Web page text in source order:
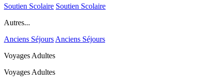
Soutien Scolaire Soutien Scolaire
Autres...
Anciens Séjours Anciens Séjours
Voyages Adultes
Voyages Adultes